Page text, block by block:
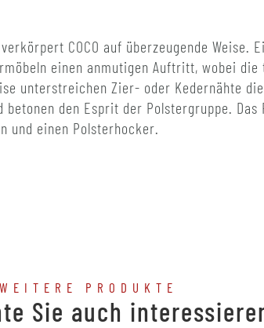
COCO auf überzeugende Weise.
einen anmutigen Auftritt, wobei
unterstreichen Zier- oder Kedernähte
den Esprit der Polstergruppe. Das
und einen Polsterhocker.
WEITERE PRODUKTE
Sie auch